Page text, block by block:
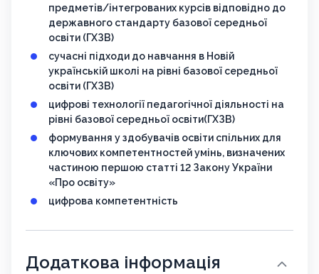
предметів/інтегрованих курсів відповідно до
державного стандарту базової середньої
освіти (ГХЗВ)
сучасні підходи до навчання в Новій
українській школі на рівні базової середньої
освіти (ГХЗВ)
цифрові технології педагогічної діяльності на
рівні базової середньої освіти(ГХЗВ)
формування у здобувачів освіти спільних для
ключових компетентностей умінь, визначених
частиною першою статті 12 Закону України
«Про освіту»
цифрова компетентність
Додаткова інформація